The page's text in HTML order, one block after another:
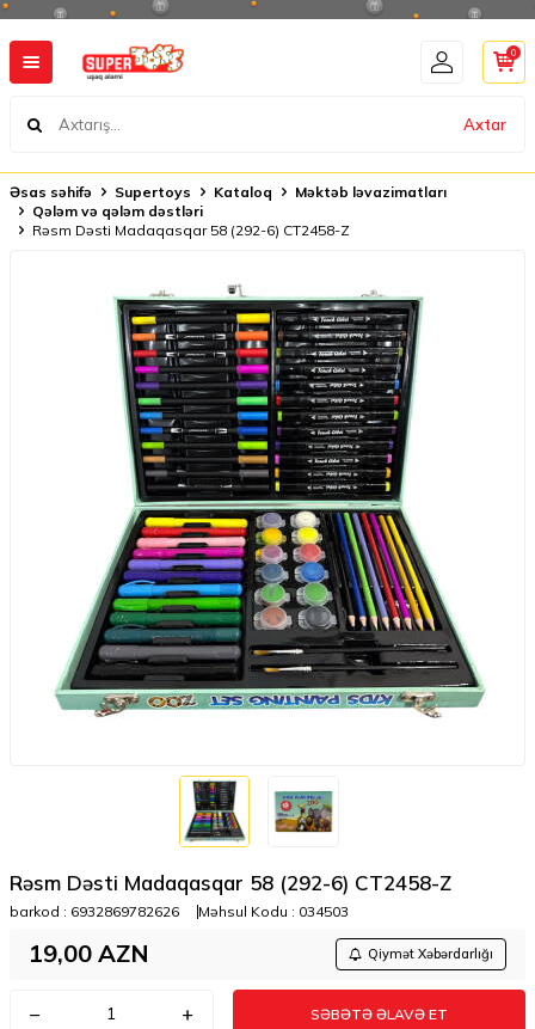
Axtar
0
Əsas səhifə Supertoys Kataloq
Məktəb ləvazimatları
Qələm və qələm dəstləri
Rəsm Dəsti Madaqasqar 58 (292-6) CT2458-Z
Rəsm Dəsti Madaqasqar 58 (292-6) CT2458-Z
barkod : 6932869782626 Məhsul Kodu : 034503
19,00 AZN Qiymət Xəbərdarlığı
SƏBƏTƏ ƏLAVƏ ET